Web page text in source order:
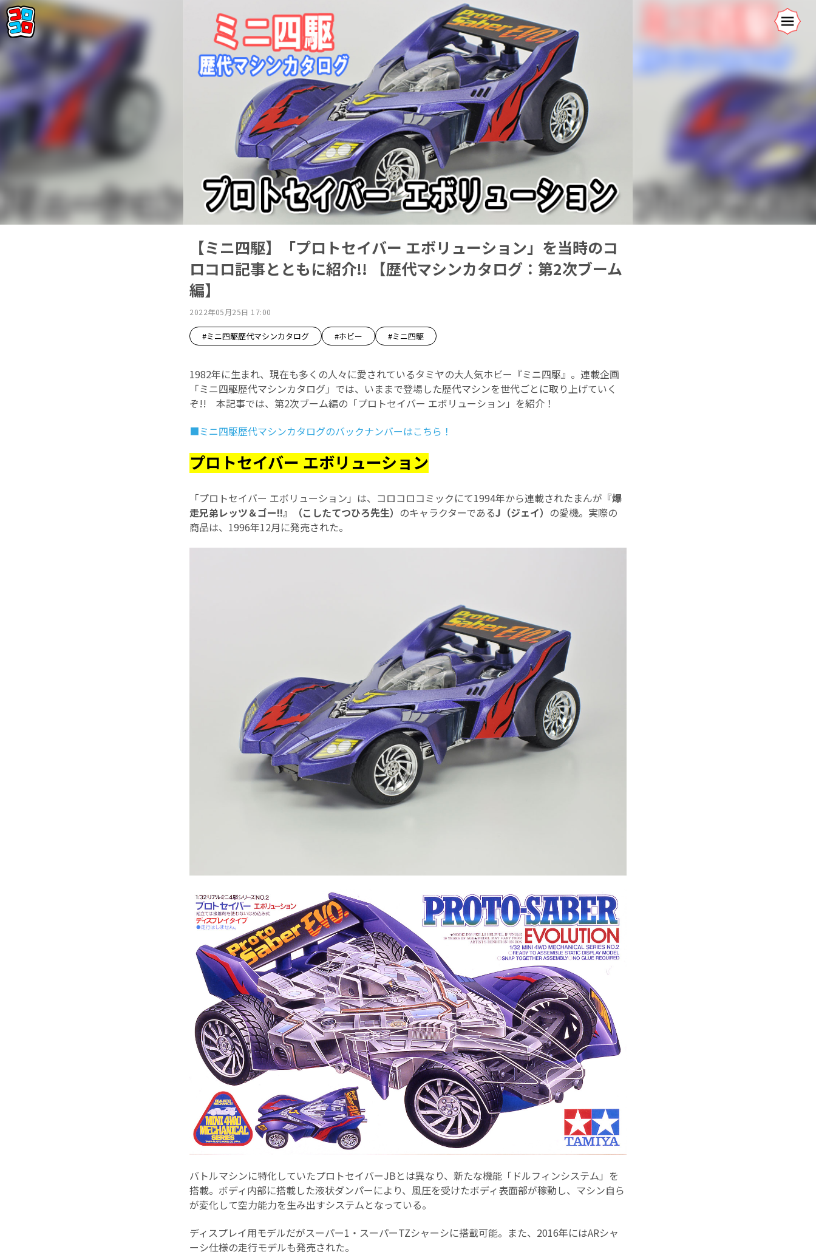
【ミニ四駆】「プロトセイバー エボリューション」を当時のコ
ロコロ記事とともに紹介!! 【歴代マシンカタログ：第2次ブーム
編】
2022年05月25日 17:00
#ミニ四駆歴代マシンカタログ #ホビー #ミニ四駆
1982年に生まれ、現在も多くの人々に愛されているタミヤの大人気ホビー『ミニ四駆』。連載企画
「ミニ四駆歴代マシンカタログ」では、いままで登場した歴代マシンを世代ごとに取り上げていく
ぞ!! 本記事では、第2次ブーム編の「プロトセイバー エボリューション」を紹介！
■ミニ四駆歴代マシンカタログのバックナンバーはこちら！
プロトセイバー エボリューション
「プロトセイバー エボリューション」は、コロコロコミックにて1994年から連載されたまんが 『爆
走兄弟レッツ＆ゴー!!』（こしたてつひろ先生） のキャラクターであるJ（ジェイ） の愛機。実際の
商品は、1996年12月に発売された。
バトルマシンに特化していたプロトセイバーJBとは異なり、新たな機能「ドルフィンシステム」を
搭載。ボディ内部に搭載した液状ダンパーにより、風圧を受けたボディ表面部が稼動し、マシン自ら
が変化して空力能力を生み出すシステムとなっている。
ディスプレイ用モデルだがスーパー1・スーパーTZシャーシに搭載可能。また、2016年にはARシャ
ーシ仕様の走行モデルも発売された。